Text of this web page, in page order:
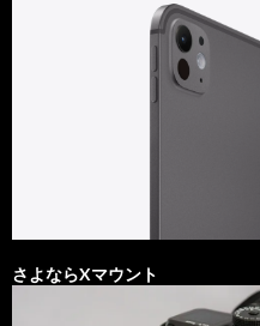
さよならXマウント